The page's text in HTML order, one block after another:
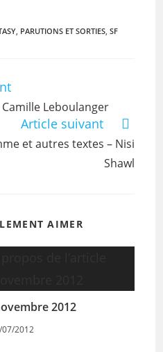
, PARUTIONS ET SORTIES, SF
Leboulanger
Article suivant
et autres textes – Nisi
Shawl
AIMER
2012
2012